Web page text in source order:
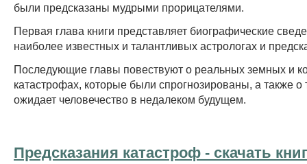
были предсказаны мудрыми прорицателями.
Первая глава книги представляет биографические
наиболее известных и талантливых астрологах и
Последующие главы повествуют о реальных земных и
катастрофах, которые были спрогнозированы, а также о
ожидает человечество в недалеком будущем.
Предсказания катастроф - cкачать